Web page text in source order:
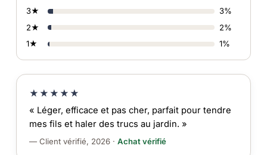
3★
3%
2★
2%
1★
1%
★★★★★
« Léger, efficace et pas cher, parfait pour tendre
mes fils et haler des trucs au jardin. »
— Client vérifié, 2026 · Achat vérifié